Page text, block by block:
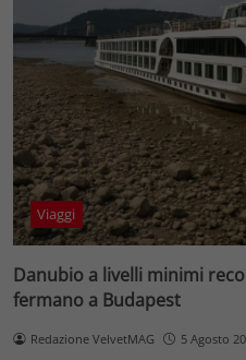
Viaggi
Danubio a livelli minimi
fermano a Budapest
Redazione VelvetMAG 5 Agosto